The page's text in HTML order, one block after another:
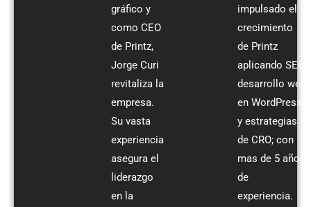
gráfico y
como CEO
de Printz,
Jorge Curi
revitaliza la
empresa.
Su vasta
experiencia
asegura el
liderazgo
en la
impulsado el
crecimiento
de Printz
aplicando SEO,
desarrollo web
en WordPress
y estrategias
de CRO; con
mas de 5 años
de
experiencia.